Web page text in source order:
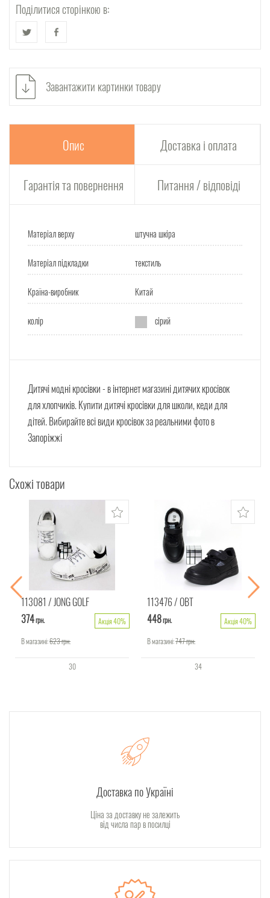
Поділитися сторінкою в:
Завантажити картинки товару
Опис Доставка і оплата
Гарантія та повернення Питання / відповіді
Матеріал верху штучна шкіра
Матеріал підкладки текстиль
Країна-виробник Китай
колір сірий
Дитячі модні кросівки - в інтернет магазині дитячих кросівок
для хлопчиків. Купити дитячі кросівки для школи, кеди для
дітей. Вибирайте всі види кросівок за реальними фото в
Запоріжжі
Схожі товари
113081 JONG GOLF
374грн.
Акція 40%
В магазині:623грн.
30
113476 ОВТ
448грн.
Акція 40%
В магазині:747грн.
34
Доставка по Україні
Ціна за доставку не залежить
від числа пар в посилці